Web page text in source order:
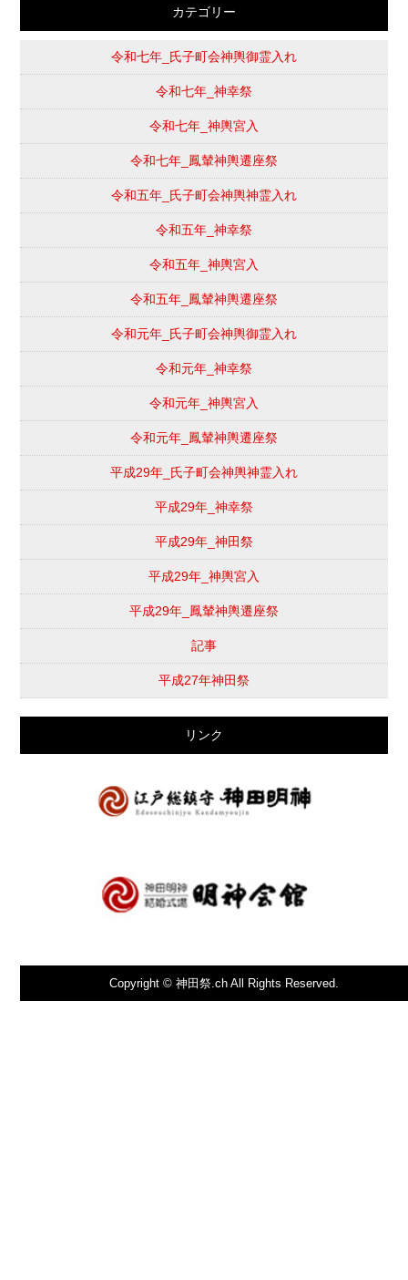
カテゴリー
令和七年_氏子町会神輿御霊入れ
令和七年_神幸祭
令和七年_神輿宮入
令和七年_鳳輦神輿遷座祭
令和五年_氏子町会神輿神霊入れ
令和五年_神幸祭
令和五年_神輿宮入
令和五年_鳳輦神輿遷座祭
令和元年_氏子町会神輿御霊入れ
令和元年_神幸祭
令和元年_神輿宮入
令和元年_鳳輦神輿遷座祭
平成29年_氏子町会神輿神霊入れ
平成29年_神幸祭
平成29年_神田祭
平成29年_神輿宮入
平成29年_鳳輦神輿遷座祭
記事
平成27年神田祭
リンク
Copyright © 神田祭.ch All Rights Reserved.